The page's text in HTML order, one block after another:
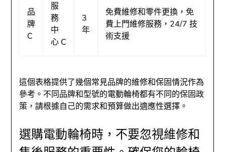
品
牌
C
服
務
中
心 C
3
年
免費維修和零件更換，免
費上門維修服務，24/7 技
術支援
這個表格提供了幾個常見品牌的維修和保固情況作為
參考。不同品牌和型號的電動輪椅都有不同的保固政
策，請根據自己的需求和預算做出適應性選擇。
選購電動輪椅時，不要忽視維修和